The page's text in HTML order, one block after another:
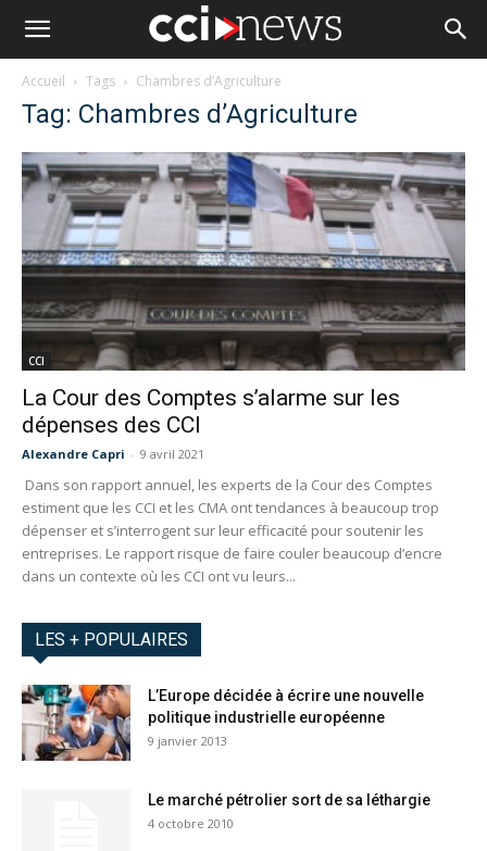
Accueil Tags Chambres d’Agriculture
Tag: Chambres d’Agriculture
CCI
La Cour des Comptes s’alarme sur les
dépenses des CCI
Alexandre Capri - 9 avril 2021
Dans son rapport annuel, les experts de la Cour des Comptes
estiment que les CCI et les CMA ont tendances à beaucoup trop
dépenser et s’interrogent sur leur efficacité pour soutenir les
entreprises. Le rapport risque de faire couler beaucoup d’encre
dans un contexte où les CCI ont vu leurs...
LES + POPULAIRES
L’Europe décidée à écrire une nouvelle
politique industrielle européenne
9 janvier 2013
Le marché pétrolier sort de sa léthargie
4 octobre 2010